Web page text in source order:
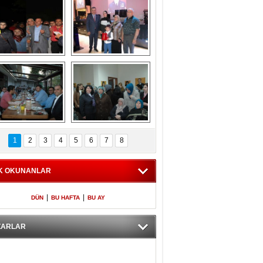
GAZZE
İÇİN YÜRÜDÜ
Kaymakamlıktan
iftar yemeği
iftar yemeği
NERGÜL
YILDIRIM SEÇİM
BÜROSUNU AÇTI
1 2 3 4 5 6 7 8
OKUNANLAR
DÜN BU HAFTA BU AY